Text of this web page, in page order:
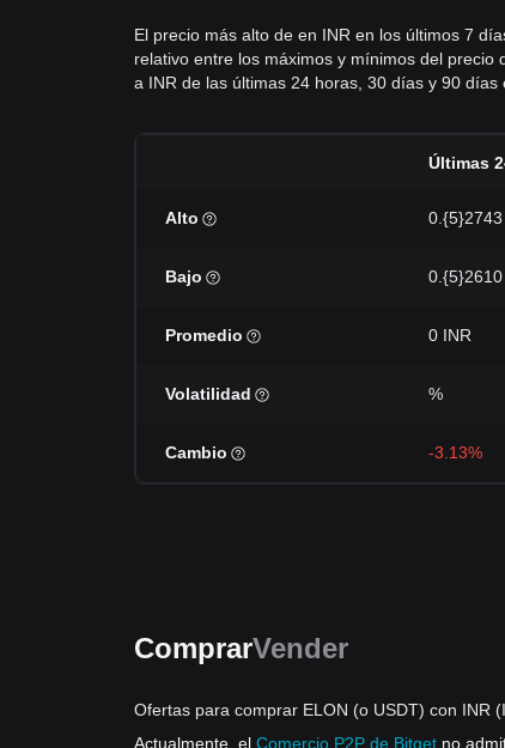
El precio más alto de en INR en los últimos 7
relativo entre los máximos y mínimos del precio
a INR de las últimas 24 horas, 30 días y 90 días
Últimas
Alto 0.{5}2743
Bajo 0.{5}2610
Promedio 0 INR
Volatilidad %
Cambio -3.13%
ComprarVender
Ofertas para comprar ELON (o USDT) con INR
Actualmente, el Comercio P2P de Bitget no